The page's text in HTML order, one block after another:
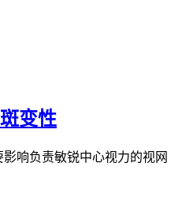
变性
响负责敏锐中心视力的视网